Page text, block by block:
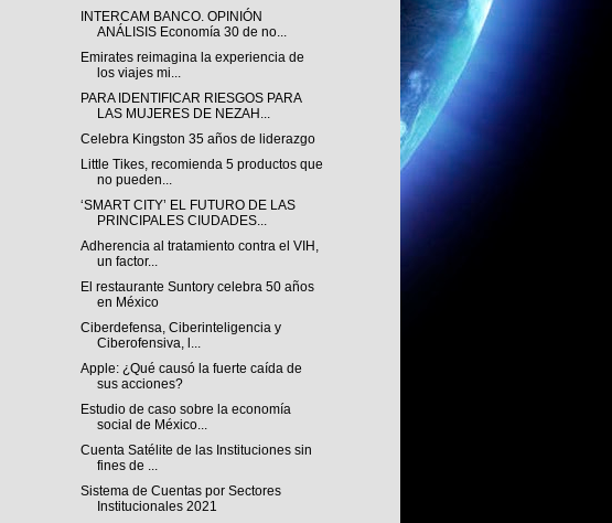
INTERCAM BANCO. OPINIÓN
ANÁLISIS Economía 30 de no...
Emirates reimagina la experiencia de
los viajes mi...
PARA IDENTIFICAR RIESGOS PARA
LAS MUJERES DE NEZAH...
Celebra Kingston 35 años de liderazgo
Little Tikes, recomienda 5 productos que
no pueden...
‘SMART CITY’ EL FUTURO DE LAS
PRINCIPALES CIUDADES...
Adherencia al tratamiento contra el VIH,
un factor...
El restaurante Suntory celebra 50 años
en México
Ciberdefensa, Ciberinteligencia y
Ciberofensiva, l...
Apple: ¿Qué causó la fuerte caída de
sus acciones?
Estudio de caso sobre la economía
social de México...
Cuenta Satélite de las Instituciones sin
fines de ...
Sistema de Cuentas por Sectores
Institucionales 2021